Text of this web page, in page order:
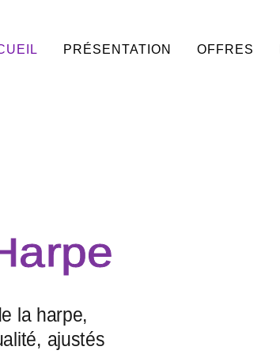
PRÉSENTATION OFFRES